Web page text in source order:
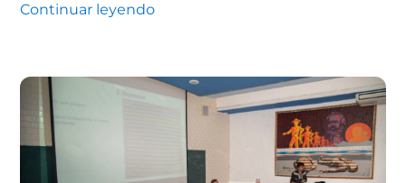
Continuar leyendo